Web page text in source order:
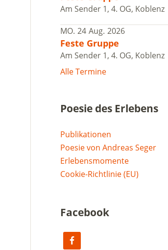
Am Sender 1, 4. OG, Koblenz
MO. 24 Aug. 2026
Feste Gruppe
Am Sender 1, 4. OG, Koblenz
Alle Termine
Poesie des Erlebens
Publikationen
Poesie von Andreas Seger
Erlebensmomente
Cookie-Richtlinie (EU)
Facebook